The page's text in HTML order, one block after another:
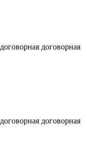
договорная договорная
договорная договорная